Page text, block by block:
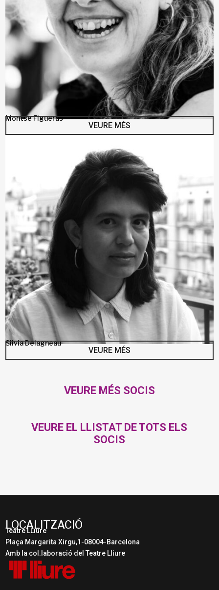
Montse Figueras
VEURE MÉS
Silvia Delagneau
VEURE MÉS
VEURE MÉS SOCIS
VEURE EL LLISTAT DE TOTS ELS
SOCIS
LOCALITZACIÓ
Teatre LLiure
Plaça Margarita Xirgu,1-08004-Barcelona
Amb la col.laboració del Teatre Lliure